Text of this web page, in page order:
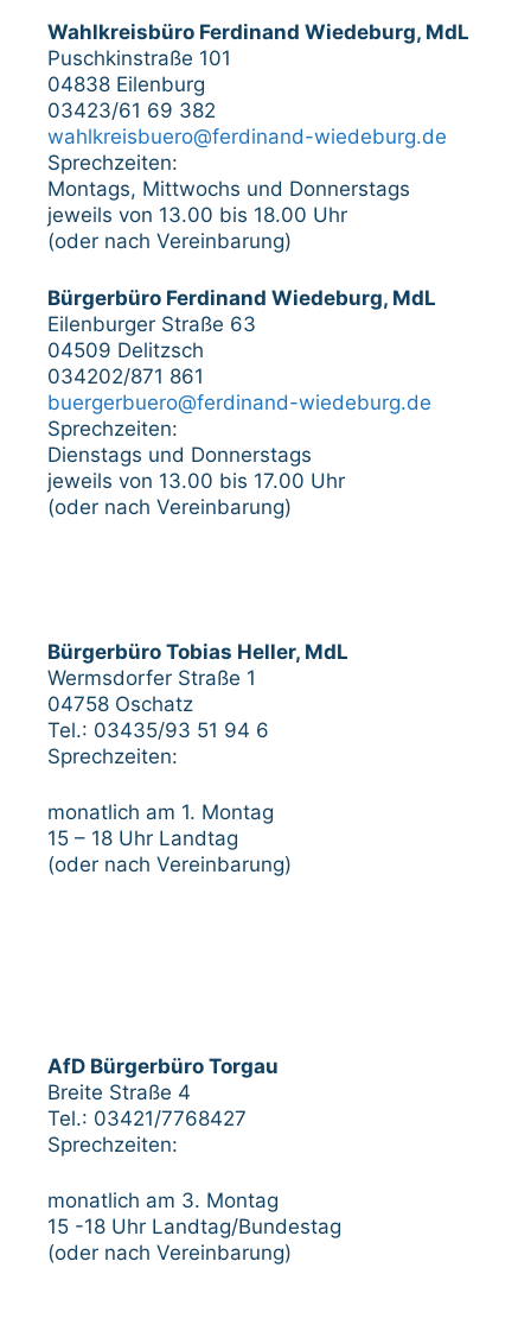
Wahlkreisbüro Ferdinand Wiedeburg, MdL
Puschkinstraße 101
04838 Eilenburg
03423/61 69 382
wahlkreisbuero@ferdinand-wiedeburg.de
Sprechzeiten:
Montags, Mittwochs und Donnerstags
jeweils von 13.00 bis 18.00 Uhr
(oder nach Vereinbarung)
Bürgerbüro Ferdinand Wiedeburg, MdL
Eilenburger Straße 63
04509 Delitzsch
034202/871 861
buergerbuero@ferdinand-wiedeburg.de
Sprechzeiten:
Dienstags und Donnerstags
jeweils von 13.00 bis 17.00 Uhr
(oder nach Vereinbarung)
Bürgerbüro Tobias Heller, MdL
Wermsdorfer Straße 1
04758 Oschatz
Tel.: 03435/93 51 94 6
Sprechzeiten:
monatlich am 1. Montag
15 – 18 Uhr Landtag
(oder nach Vereinbarung)
AfD Bürgerbüro Torgau
Breite Straße 4
Tel.: 03421/7768427
Sprechzeiten:
monatlich am 3. Montag
15 -18 Uhr Landtag/Bundestag
(oder nach Vereinbarung)